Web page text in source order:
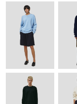
SIZE GUIDE
TAGLIA USA